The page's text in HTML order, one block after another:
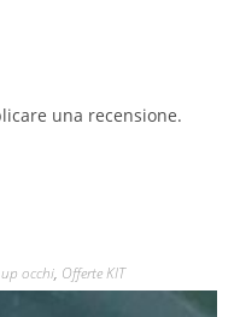
una recensione.
occhi, Offerte KIT